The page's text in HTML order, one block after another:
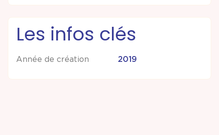
Les infos clés
Année de création 2019